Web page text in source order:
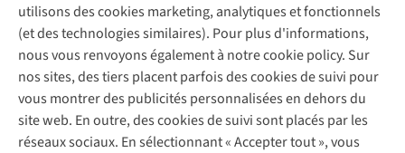
utilisons des cookies marketing, analytiques et fonctionnels
(et des technologies similaires). Pour plus d'informations,
nous vous renvoyons également à notre cookie policy. Sur
nos sites, des tiers placent parfois des cookies de suivi pour
vous montrer des publicités personnalisées en dehors du
site web. En outre, des cookies de suivi sont placés par les
réseaux sociaux. En sélectionnant « Accepter tout », vous
Garantie
Contactez-nous
À propos d’A.S.Adventure
Déclaration d'accessibilité
Service de lavage
Entretien de chaussures
Réparation de chaussures
Réparation de vêtements
Retouches
Pour les entreprises
Explore Camp
Expertise & conseils
Abonnez-vous à la newsletter
Suivez-nous